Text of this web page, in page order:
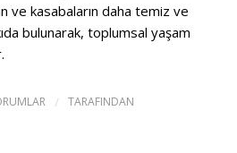
ve kasabaların daha temiz ve
bulunarak, toplumsal yaşam
/
TARAFINDAN